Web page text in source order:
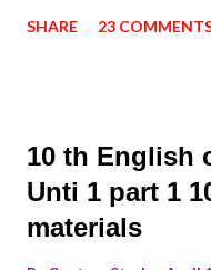
SHARE 23
10 th English
Unti 1 part 1
materials